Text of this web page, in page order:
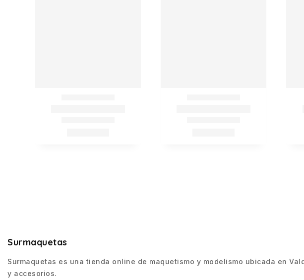
Surmaquetas
Surmaquetas es una tienda online de maquetismo y modelismo ubicada en
y accesorios.